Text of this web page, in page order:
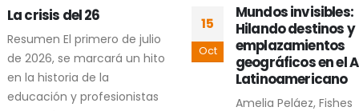
Mundos invisibles:
emplazamientos
geográficos en el Arte
Latinoamericano
Amelia Peláez, Fishes
24
Mar
Contracartografía
cholulteca de dos
conflictos
socioambientales
La contracartografía
dos conflictos